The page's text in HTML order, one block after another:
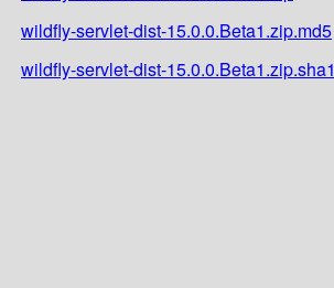
wildfly-servlet-dist-15.0.0.Beta1.zip.md5
wildfly-servlet-dist-15.0.0.Beta1.zip.sha1